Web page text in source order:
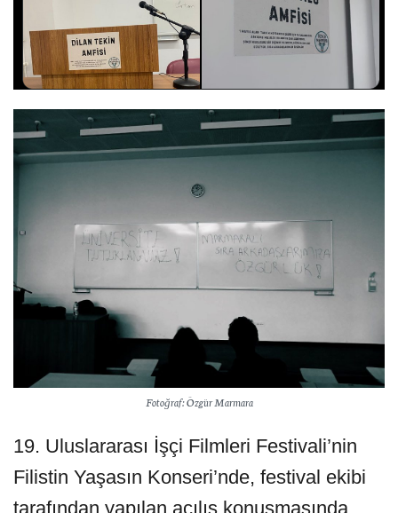
Fotoğraf: Özgür Marmara
19. Uluslararası İşçi Filmleri Festivali’nin
Filistin Yaşasın Konseri’nde, festival ekibi
tarafından yapılan açılış konuşmasında